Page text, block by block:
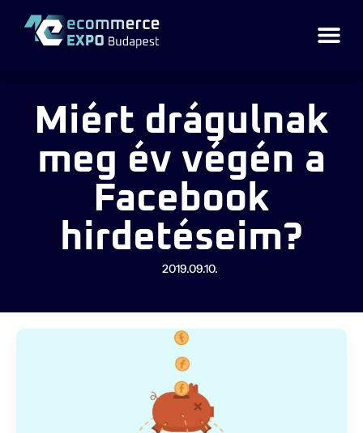
Miért drágulnak
meg év végén a
Facebook
hirdetéseim?
2019.09.10.